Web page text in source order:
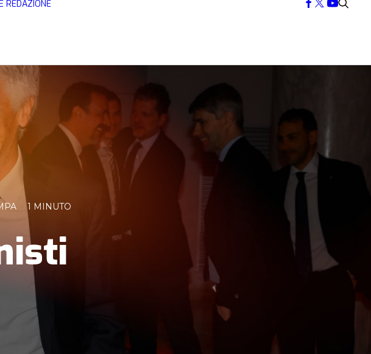
REDAZIONE
1 MINUTO